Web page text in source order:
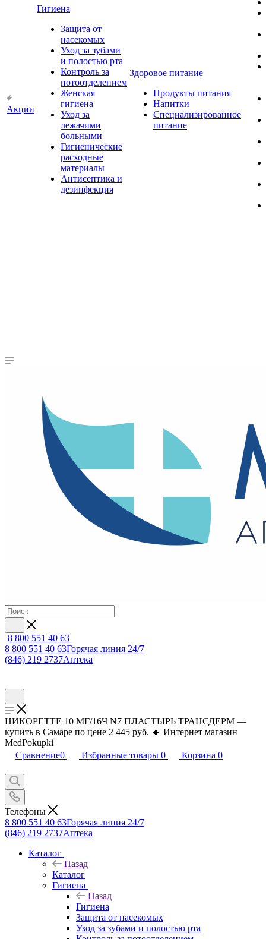
Акции
Гигиена
Защита от
насекомых
Уход за зубами
и полостью рта
Контроль за
потоотделением
Женская
гигиена
Уход за
лежачими
больными
Гигиенические
расходные
материалы
Антисептика и
дезинфекция
Здоровое питание
Продукты питания
Напитки
Специализированное
питание
8 800 551 40 63
8 800 551 40 63Горячая линия 24/7
(846) 219 2737Аптека
НИКОРЕТТЕ 10 МГ/16Ч N7 ПЛАСТЫРЬ ТРАНСДЕРМ —
купить в Самаре по цене 2 445 руб. 🔸 Интернет магазин
MedPokupki
Сравнение0 Избранные товары 0 Корзина 0
Телефоны
8 800 551 40 63Горячая линия 24/7
(846) 219 2737Аптека
Каталог
Назад
Каталог
Гигиена
Назад
Гигиена
Защита от насекомых
Уход за зубами и полостью рта